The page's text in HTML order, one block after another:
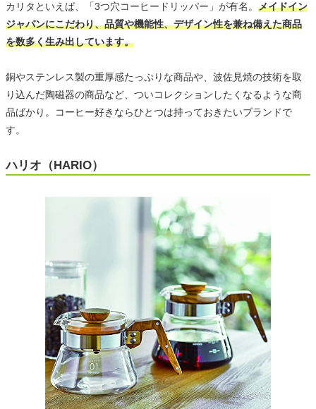
カリタといえば、「3つ穴コーヒードリッパー」が有名。 メイドイン
ジャパンにこだわり、品質や機能性、デザイン性を兼ね備えた商品
を数多く生み出しています。
銅やステンレス製の重厚感たっぷりな商品や、波佐見焼の技術を取
り込んだ陶磁器の商品など、ついコレクションしたくなるような商
品ばかり。コーヒー好きならひとつは持っておきたいブランドで
す。
ハリオ（HARIO）